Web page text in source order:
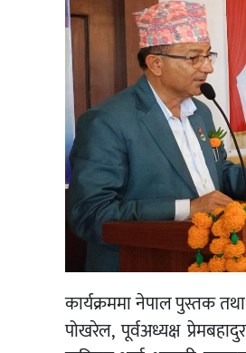
कार्यक्रममा नेपाल पुस्तक
पोखरेल, पूर्वअध्यक्ष